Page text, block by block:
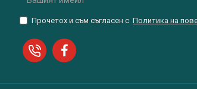
Прочетох и съм съгласен с Политика на